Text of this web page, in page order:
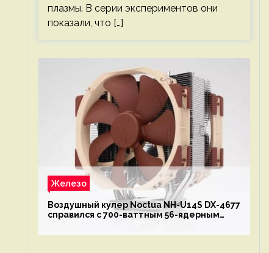
плазмы. В серии экспериментов они
показали, что […]
Железо
Воздушный кулер Noctua NH-U14S DX-4677
справился с 700-ваттным 56-ядерным